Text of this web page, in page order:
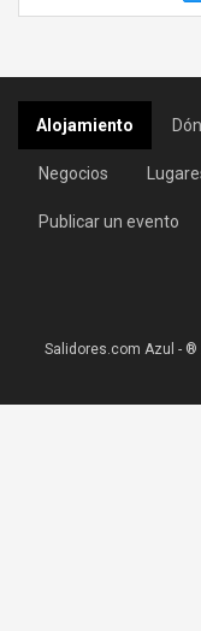
Alojamiento
Negocios
Publicar un evento
Salidores.com Azul - ®